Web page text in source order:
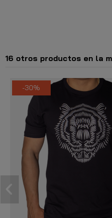
16 otros productos en la
-30%